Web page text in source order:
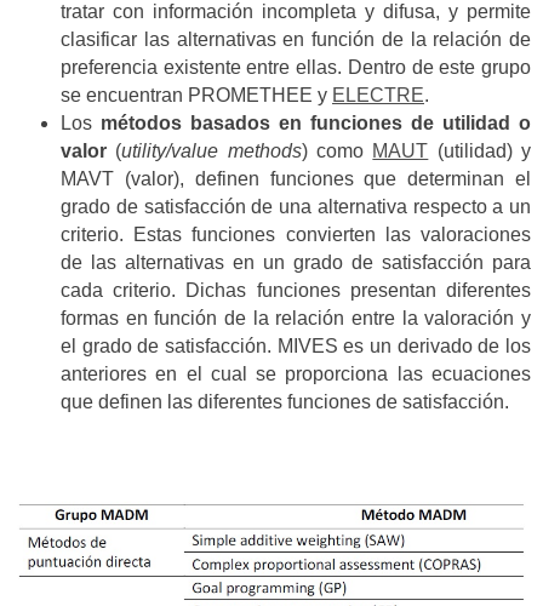
tratar con información incompleta y difusa, y permite
clasificar las alternativas en función de la relación de
preferencia existente entre ellas. Dentro de este grupo
se encuentran PROMETHEE y ELECTRE.
Los métodos basados en funciones de utilidad o
valor (utility/value methods) como MAUT (utilidad) y
MAVT (valor), definen funciones que determinan el
grado de satisfacción de una alternativa respecto a un
criterio. Estas funciones convierten las valoraciones
de las alternativas en un grado de satisfacción para
cada criterio. Dichas funciones presentan diferentes
formas en función de la relación entre la valoración y
el grado de satisfacción. MIVES es un derivado de los
anteriores en el cual se proporciona las ecuaciones
que definen las diferentes funciones de satisfacción.